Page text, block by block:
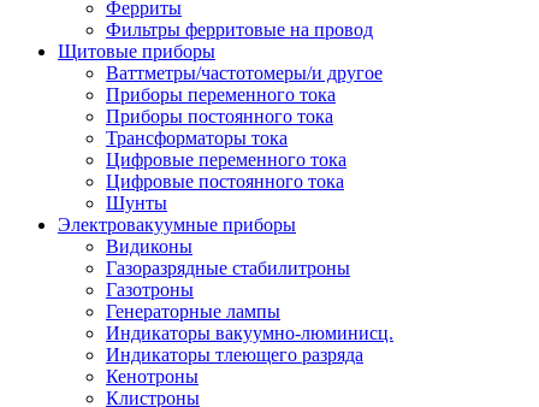
Ферриты
Фильтры ферритовые на провод
Щитовые приборы
Ваттметры/частотомеры/и другое
Приборы переменного тока
Приборы постоянного тока
Трансформаторы тока
Цифровые переменного тока
Цифровые постоянного тока
Шунты
Электровакуумные приборы
Видиконы
Газоразрядные стабилитроны
Газотроны
Генераторные лампы
Индикаторы вакуумно-люминисц.
Индикаторы тлеющего разряда
Кенотроны
Клистроны